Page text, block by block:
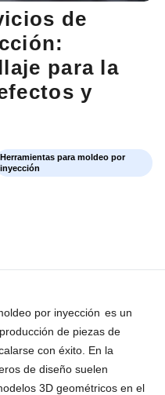
de
para la
y
Herramientas para moldeo por
inyección
por inyección es un
de piezas de
con éxito. En la
de diseño suelen
3D geométricos en el